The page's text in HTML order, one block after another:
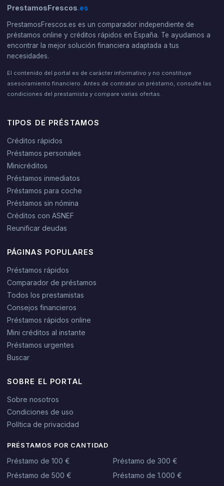
PrestamosFrescos.es
PrestamosFrescos.es es un comparador independiente de
préstamos online y créditos rápidos en España. Te ayudamos a
encontrar la mejor solución financiera adaptada a tus
necesidades.
El contenido del portal es de carácter informativo y no constituye
asesoramiento financiero. Antes de contratar un préstamo, consulte las
condiciones del prestamista y compare varias ofertas.
TIPOS DE PRÉSTAMOS
Créditos rápidos
Préstamos personales
Minicréditos
Préstamos inmediatos
Préstamos para coche
Préstamos sin nómina
Créditos con ASNEF
Reunificar deudas
PÁGINAS POPULARES
Préstamos rápidos
Comparador de préstamos
Todos los prestamistas
Consejos financieros
Préstamos rápidos online
Mini créditos al instante
Préstamos urgentes
Buscar
SOBRE EL PORTAL
Sobre nosotros
Condiciones de uso
Política de privacidad
PRÉSTAMOS POR CANTIDAD
Préstamo de 100 €
Préstamo de 300 €
Préstamo de 500 €
Préstamo de 1.000 €